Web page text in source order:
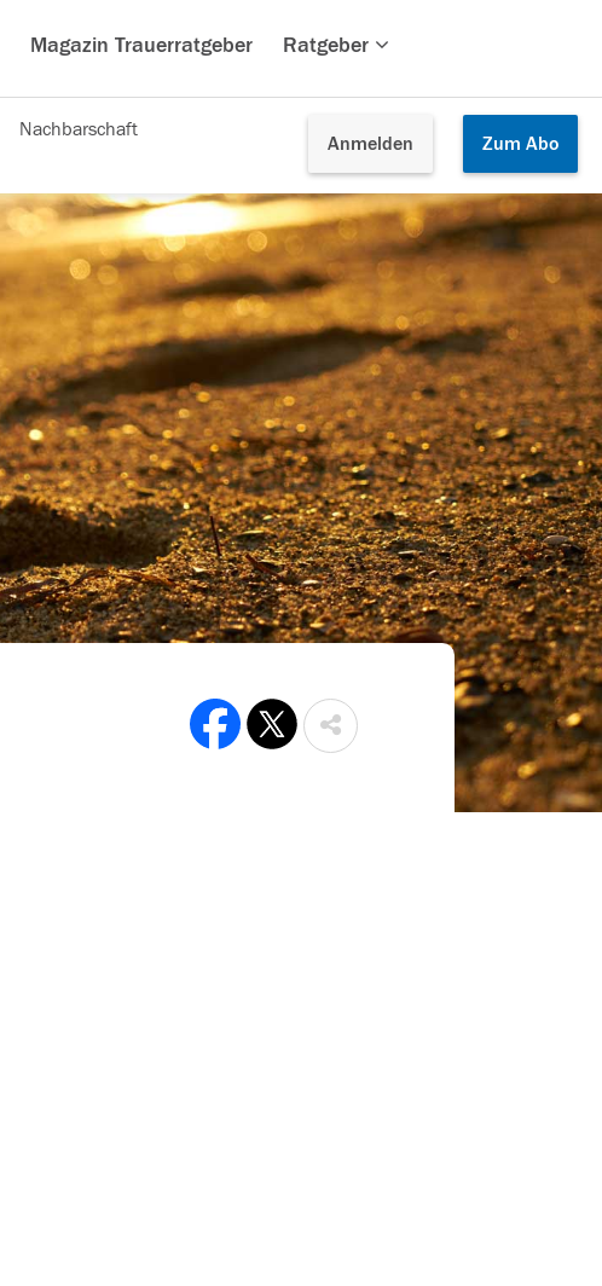
Magazin Trauerratgeber Ratgeber
Anmelden Zum Abo
Nachbarschaft